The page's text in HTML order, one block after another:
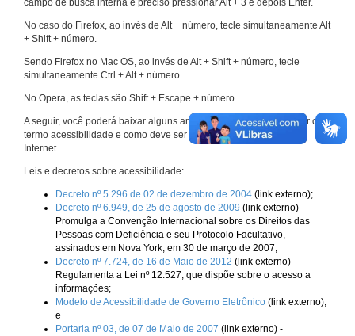
campo de busca interna é preciso pressionar Alt + 3 e depois Enter.
No caso do Firefox, ao invés de Alt + número, tecle simultaneamente Alt
+ Shift + número.
Sendo Firefox no Mac OS, ao invés de Alt + Shift + número, tecle
simultaneamente Ctrl + Alt + número.
No Opera, as teclas são Shift + Escape + número.
A seguir, você poderá baixar alguns arquivos que explicam melhor o
termo acessibilidade e como deve ser implementado nos sites da
Internet.
Leis e decretos sobre acessibilidade:
Decreto nº 5.296 de 02 de dezembro de 2004 (link externo);
Decreto nº 6.949, de 25 de agosto de 2009 (link externo) -
Promulga a Convenção Internacional sobre os Direitos das
Pessoas com Deficiência e seu Protocolo Facultativo,
assinados em Nova York, em 30 de março de 2007;
Decreto nº 7.724, de 16 de Maio de 2012 (link externo) -
Regulamenta a Lei nº 12.527, que dispõe sobre o acesso a
informações;
Modelo de Acessibilidade de Governo Eletrônico (link externo);
e
Portaria nº 03, de 07 de Maio de 2007 (link externo) -